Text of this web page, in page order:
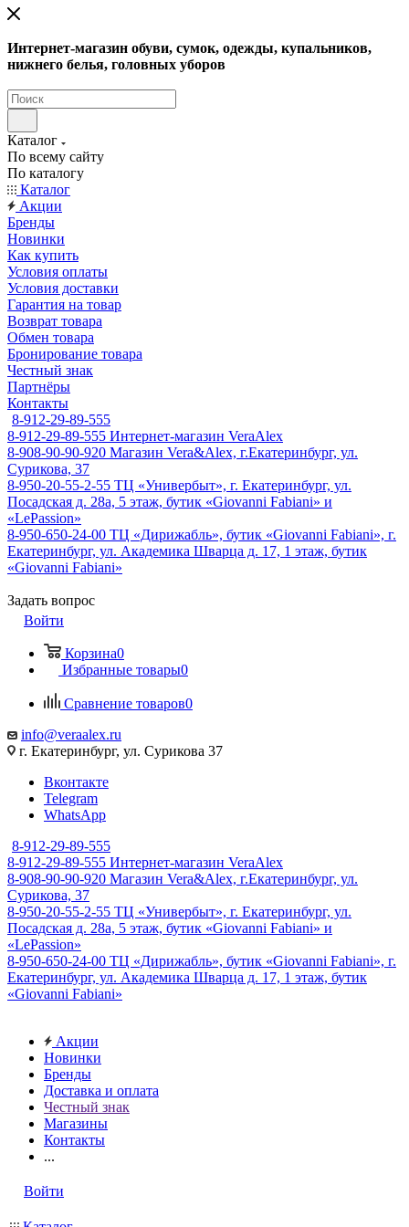
Интернет-магазин обуви, сумок, одежды, купальников,
нижнего белья, головных уборов
Каталог
По всему сайту
По каталогу
Каталог
Акции
Бренды
Новинки
Как купить
Условия оплаты
Условия доставки
Гарантия на товар
Возврат товара
Обмен товара
Бронирование товара
Честный знак
Партнёры
Контакты
8-912-29-89-555
8-912-29-89-555 Интернет-магазин VeraAlex
8-908-90-90-920 Магазин Vera&Alex, г.Екатеринбург, ул.
Сурикова, 37
8-950-20-55-2-55 ТЦ «Универбыт», г. Екатеринбург, ул.
Посадская д. 28а, 5 этаж, бутик «Giovanni Fabiani» и
«LePassion»
8-950-650-24-00 ТЦ «Дирижабль», бутик «Giovanni Fabiani», г.
Екатеринбург, ул. Академика Шварца д. 17, 1 этаж, бутик
«Giovanni Fabiani»
Задать вопрос
Войти
Корзина0
Избранные товары0
Сравнение товаров0
info@veraalex.ru
г. Екатеринбург, ул. Сурикова 37
Вконтакте
Telegram
WhatsApp
8-912-29-89-555
8-912-29-89-555 Интернет-магазин VeraAlex
8-908-90-90-920 Магазин Vera&Alex, г.Екатеринбург, ул.
Сурикова, 37
8-950-20-55-2-55 ТЦ «Универбыт», г. Екатеринбург, ул.
Посадская д. 28а, 5 этаж, бутик «Giovanni Fabiani» и
«LePassion»
8-950-650-24-00 ТЦ «Дирижабль», бутик «Giovanni Fabiani», г.
Екатеринбург, ул. Академика Шварца д. 17, 1 этаж, бутик
«Giovanni Fabiani»
Акции
Новинки
Бренды
Доставка и оплата
Честный знак
Магазины
Контакты
...
Войти